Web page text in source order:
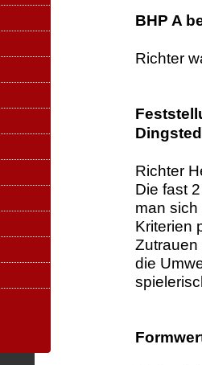
BHP A
Richter
Richter
Die fast
man
Kriterien
Zutrauen
die